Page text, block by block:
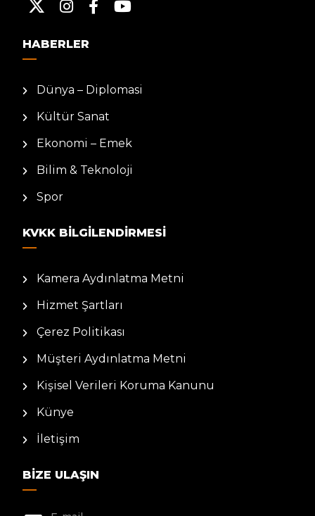
HABERLER
Dünya – Diplomasi
Kültür Sanat
Ekonomi – Emek
Bilim & Teknoloji
Spor
KVKK BILGILENDIRMESI
Kamera Aydınlatma Metni
Hizmet Şartları
Çerez Politikası
Müşteri Aydınlatma Metni
Kişisel Verileri Koruma Kanunu
Künye
İletişim
BIZE ULAŞIN